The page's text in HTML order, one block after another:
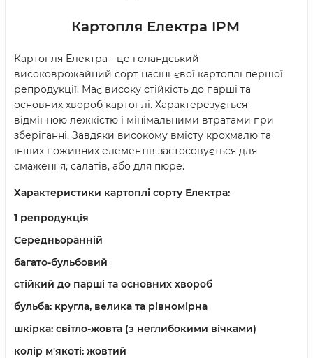
Картопля Електра IPM
Картопля Електра - це голандський
високоврожайний сорт насіннєвої картоплі першої
репродукції. Має високу стійкість до парші та
основних хвороб картоплі. Характерезується
відмінною лежкістю і мінімальними втратами при
зберіганні. Завдяки високому вмісту крохмалю та
інших поживних елементів застосовується для
смаження, салатів, або для пюре.
Характеристики картоплі сорту Електра:
1 репродукція
Середньоранній
багато-бульбовий
стійкий до парші та основних хвороб
бульба: кругла, велика та рівномірна
шкірка: світло-жовта (з неглибокими вічками)
колір м'якоті: жовтий